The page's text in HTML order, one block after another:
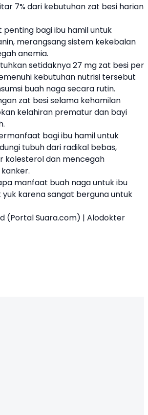
7% dari kebutuhan zat besi harian
penting bagi ibu hamil untuk
merangsang sistem kekebalan
anemia.
setidaknya 27 mg zat besi per
kebutuhan nutrisi tersebut
buah naga secara rutin.
zat besi selama kehamilan
kelahiran prematur dan bayi
bagi ibu hamil untuk
tubuh dari radikal bebas,
kolesterol dan mencegah
manfaat buah naga untuk ibu
yuk karena sangat berguna untuk
(Portal Suara.com) | Alodokter